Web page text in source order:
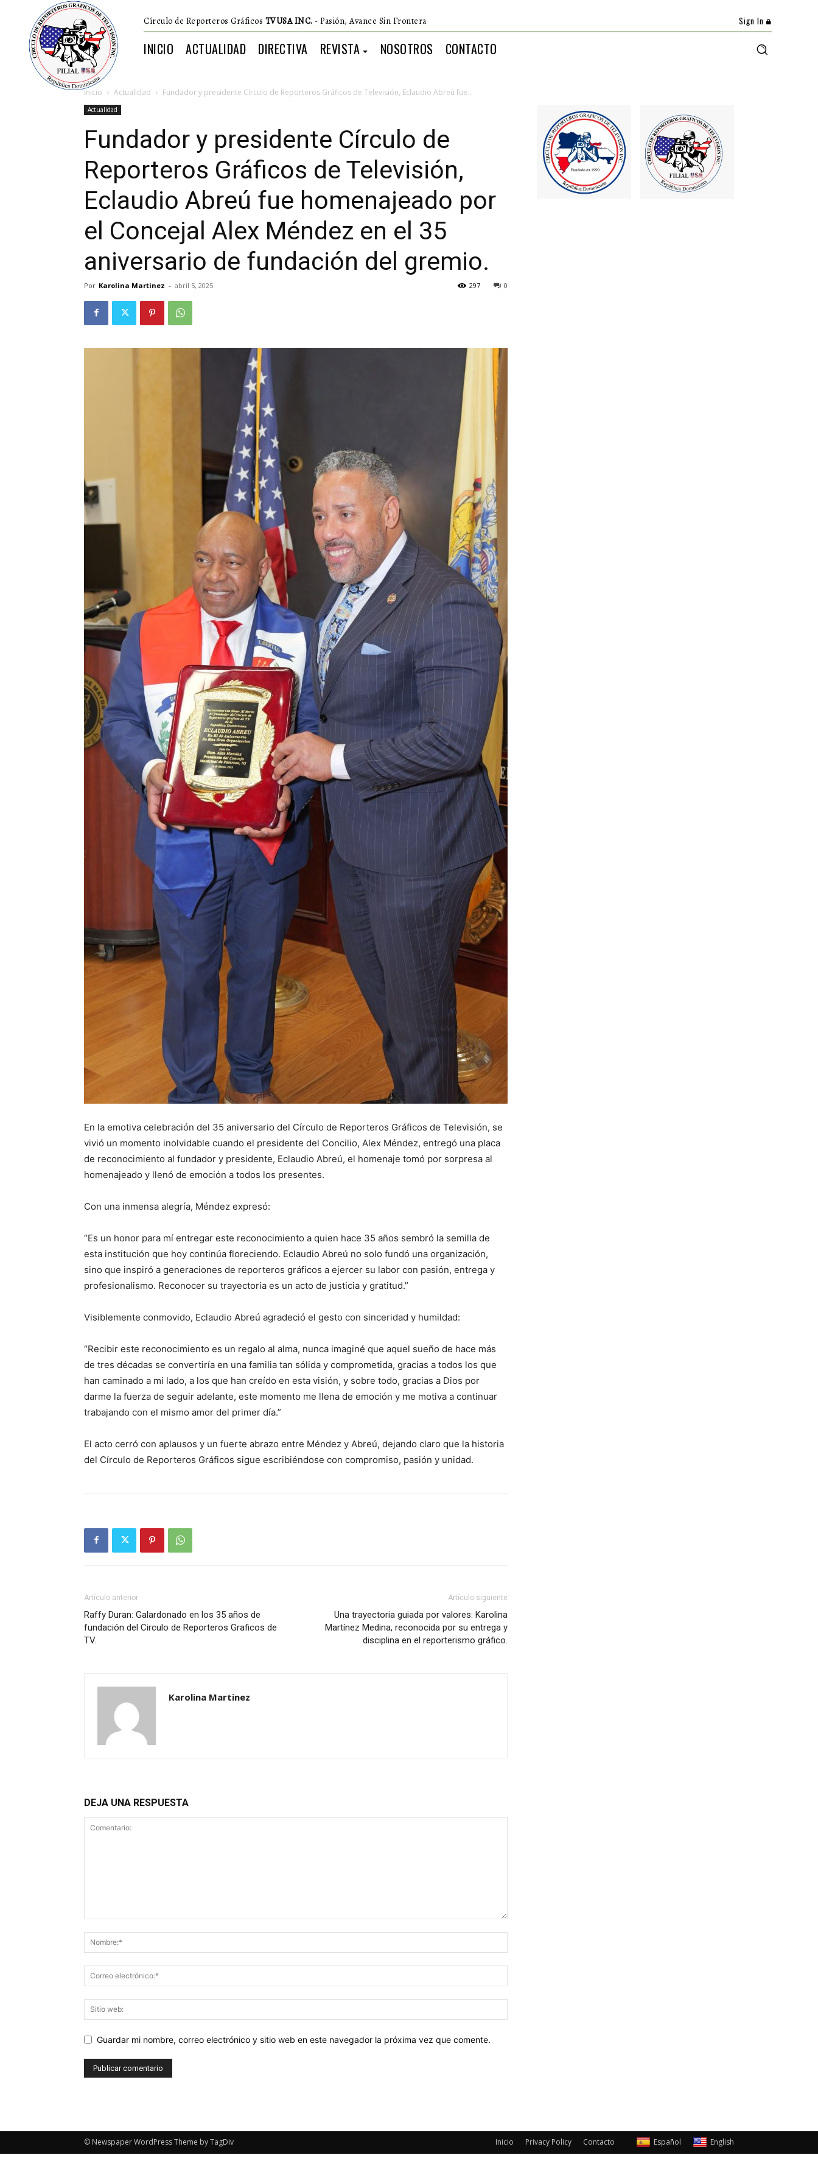
Sign In
Círculo de Reporteros Gráficos TVUSA INC. - Pasión, Avance Sin Frontera
INICIO ACTUALIDAD DIRECTIVA REVISTA NOSOTROS CONTACTO
Inicio Actualidad Fundador y presidente Círculo de Reporteros Gráficos de Televisión, Eclaudio Abreú fue...
Actualidad
Fundador y presidente Círculo de
Reporteros Gráficos de Televisión,
Eclaudio Abreú fue homenajeado por
el Concejal Alex Méndez en el 35
aniversario de fundación del gremio.
Por Karolina Martinez - abril 5, 2025 0
297
En la emotiva celebración del 35 aniversario del Círculo de Reporteros Gráficos de Televisión, se
vivió un momento inolvidable cuando el presidente del Concilio, Alex Méndez, entregó una placa
de reconocimiento al fundador y presidente, Eclaudio Abreú, el homenaje tomó por sorpresa al
homenajeado y llenó de emoción a todos los presentes.
Con una inmensa alegría, Méndez expresó:
“Es un honor para mí entregar este reconocimiento a quien hace 35 años sembró la semilla de
esta institución que hoy continúa floreciendo. Eclaudio Abreú no solo fundó una organización,
sino que inspiró a generaciones de reporteros gráficos a ejercer su labor con pasión, entrega y
profesionalismo. Reconocer su trayectoria es un acto de justicia y gratitud.”
Visiblemente conmovido, Eclaudio Abreú agradeció el gesto con sinceridad y humildad:
“Recibir este reconocimiento es un regalo al alma, nunca imaginé que aquel sueño de hace más
de tres décadas se convertiría en una familia tan sólida y comprometida, gracias a todos los que
han caminado a mi lado, a los que han creído en esta visión, y sobre todo, gracias a Dios por
darme la fuerza de seguir adelante, este momento me llena de emoción y me motiva a continuar
trabajando con el mismo amor del primer día.”
El acto cerró con aplausos y un fuerte abrazo entre Méndez y Abreú, dejando claro que la historia
del Círculo de Reporteros Gráficos sigue escribiéndose con compromiso, pasión y unidad.
Artículo anterior
Raffy Duran: Galardonado en los 35 años de
fundación del Circulo de Reporteros Graficos de
TV.
Artículo siguiente
Una trayectoria guiada por valores: Karolina
Martínez Medina, reconocida por su entrega y
disciplina en el reporterismo gráfico.
Karolina Martinez
DEJA UNA RESPUESTA
Guardar mi nombre, correo electrónico y sitio web en este navegador la próxima vez que comente.
Inicio Privacy Policy Contacto Español English
© Newspaper WordPress Theme by TagDiv